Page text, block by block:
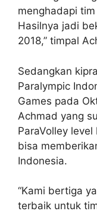
menghadapi
Hasilnya jadi
2018,” timpal
Sedangkan
Paralympic
Games pada
Achmad yang
ParaVolley
bisa
Indonesia.
“Kami bertiga
terbaik untuk